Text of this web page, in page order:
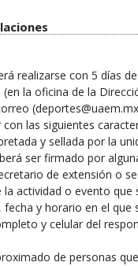
realizarse con 5 días
la oficina de la
las siguientes
y sellada por la
ser firmado por
de extensión o
la actividad o evento que
fecha y horario en el que
y celular del
de personas